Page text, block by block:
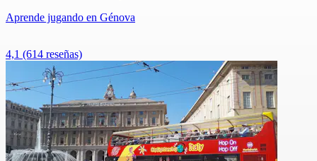
Aprende jugando en Génova
4,1 (614 reseñas)